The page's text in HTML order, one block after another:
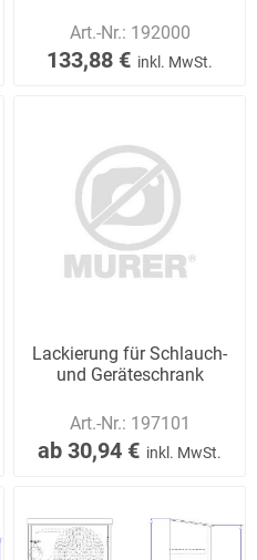
Art.-Nr.: 192000
133,88 € inkl. MwSt.
Lackierung für Schlauch-
und Geräteschrank
Art.-Nr.: 197101
ab 30,94 € inkl. MwSt.